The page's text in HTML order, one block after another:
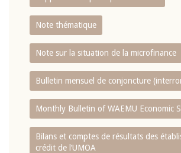
Note thématique
Note sur la situation de la microfinance
Bulletin mensuel de conjoncture
Monthly Bulletin of WAEMU Economic
Bilans et comptes de résultats des
crédit de l‘UMOA